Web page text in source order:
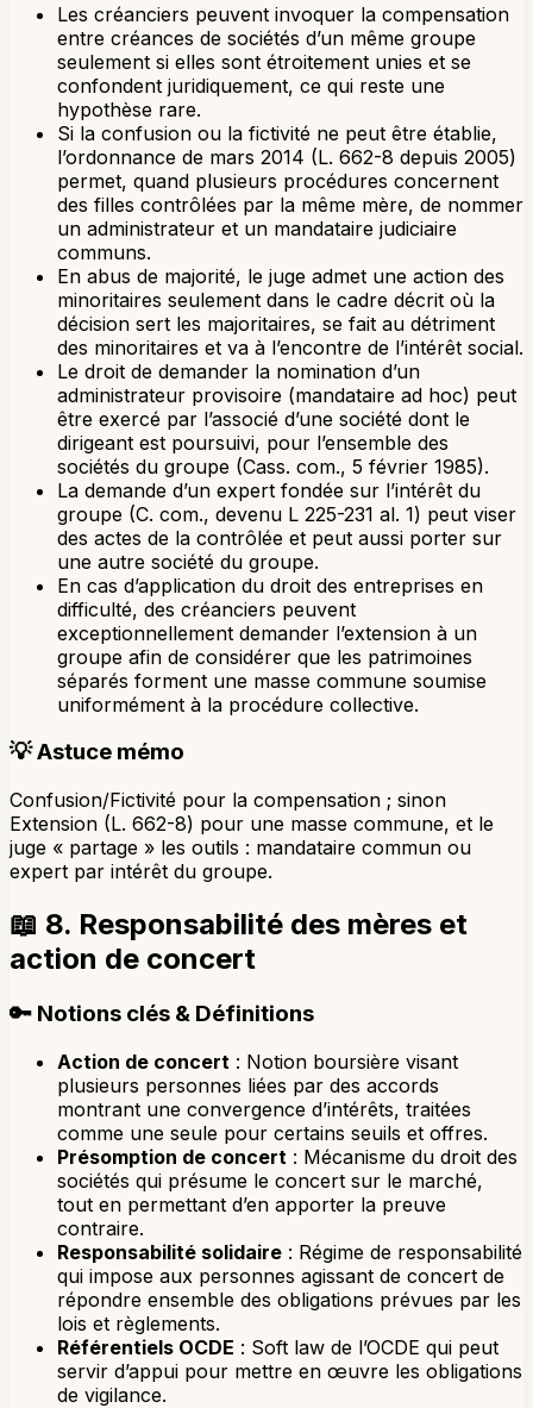
Les créanciers peuvent invoquer la compensation
entre créances de sociétés d’un même groupe
seulement si elles sont étroitement unies et se
confondent juridiquement, ce qui reste une
hypothèse rare.
Si la confusion ou la fictivité ne peut être établie,
l’ordonnance de mars 2014 (L. 662-8 depuis 2005)
permet, quand plusieurs procédures concernent
des filles contrôlées par la même mère, de nommer
un administrateur et un mandataire judiciaire
communs.
En abus de majorité, le juge admet une action des
minoritaires seulement dans le cadre décrit où la
décision sert les majoritaires, se fait au détriment
des minoritaires et va à l’encontre de l’intérêt social.
Le droit de demander la nomination d’un
administrateur provisoire (mandataire ad hoc) peut
être exercé par l’associé d’une société dont le
dirigeant est poursuivi, pour l’ensemble des
sociétés du groupe (Cass. com., 5 février 1985).
La demande d’un expert fondée sur l’intérêt du
groupe (C. com., devenu L 225-231 al. 1) peut viser
des actes de la contrôlée et peut aussi porter sur
une autre société du groupe.
En cas d’application du droit des entreprises en
difficulté, des créanciers peuvent
exceptionnellement demander l’extension à un
groupe afin de considérer que les patrimoines
séparés forment une masse commune soumise
uniformément à la procédure collective.
💡Astuce mémo
Confusion/Fictivité pour la compensation ; sinon
Extension (L. 662-8) pour une masse commune, et le
juge « partage » les outils : mandataire commun ou
expert par intérêt du groupe.
📖 8. Responsabilité des mères et
action de concert
🔑 Notions clés & Définitions
Action de concert : Notion boursière visant
plusieurs personnes liées par des accords
montrant une convergence d’intérêts, traitées
comme une seule pour certains seuils et offres.
Présomption de concert : Mécanisme du droit des
sociétés qui présume le concert sur le marché,
tout en permettant d’en apporter la preuve
contraire.
Responsabilité solidaire : Régime de responsabilité
qui impose aux personnes agissant de concert de
répondre ensemble des obligations prévues par les
lois et règlements.
Référentiels OCDE : Soft law de l’OCDE qui peut
servir d’appui pour mettre en œuvre les obligations
de vigilance.